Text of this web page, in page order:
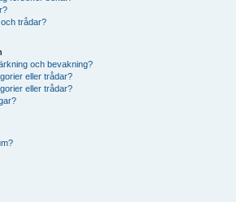
trådar?
och bevakning?
eller trådar?
eller trådar?